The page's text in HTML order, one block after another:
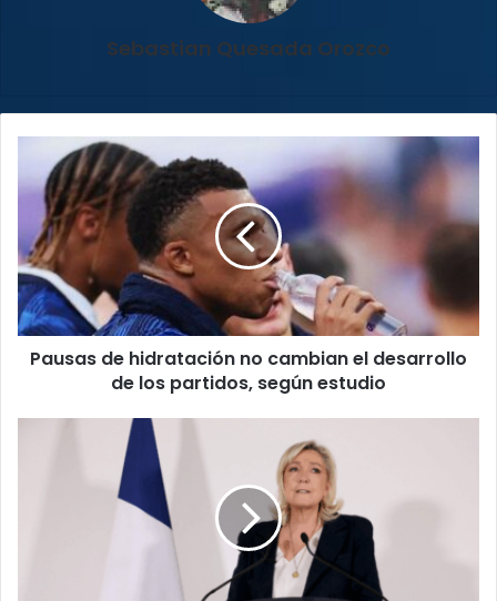
Sebastian Quesada Orozco
hidratación
cambian
el
desarrollo
de
los
partidos,
Pausas de hidratación no cambian el desarrollo
de los partidos, según estudio